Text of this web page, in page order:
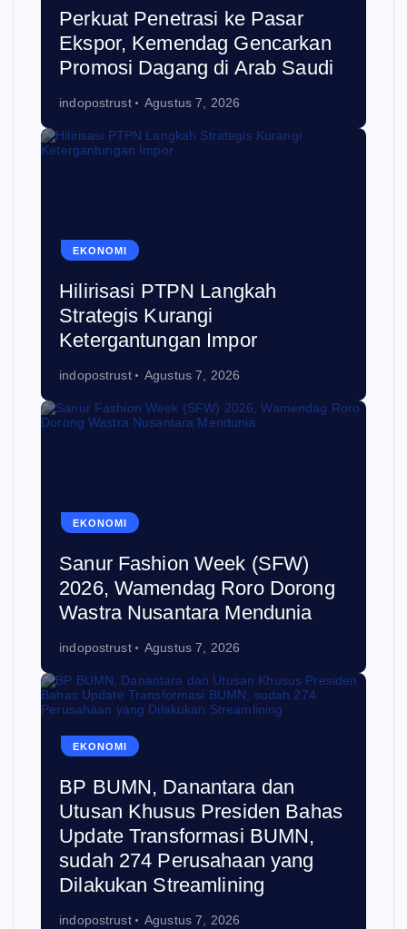
Perkuat Penetrasi ke Pasar
Ekspor, Kemendag Gencarkan
Promosi Dagang di Arab Saudi
indopostrust Agustus 7, 2026
EKONOMI
Hilirisasi PTPN Langkah
Strategis Kurangi
Ketergantungan Impor
indopostrust Agustus 7, 2026
EKONOMI
Sanur Fashion Week (SFW)
2026, Wamendag Roro Dorong
Wastra Nusantara Mendunia
indopostrust Agustus 7, 2026
EKONOMI
BP BUMN, Danantara dan
Utusan Khusus Presiden Bahas
Update Transformasi BUMN,
sudah 274 Perusahaan yang
Dilakukan Streamlining
indopostrust Agustus 7, 2026